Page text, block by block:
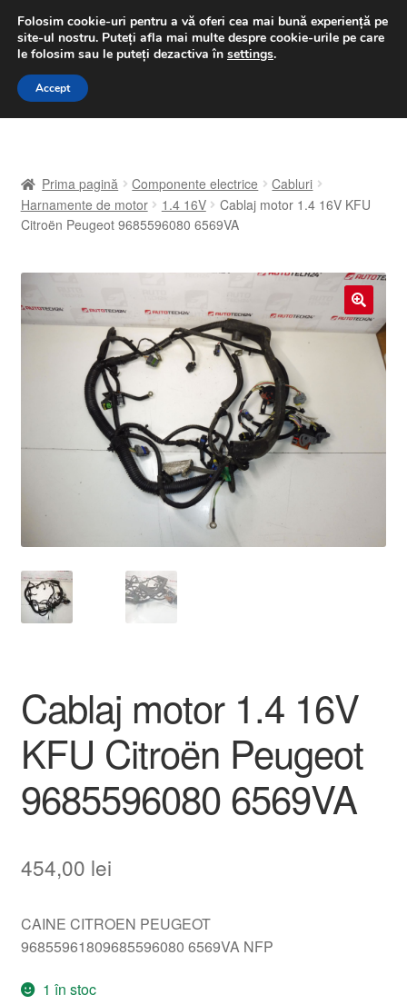
LIVRARE de la 33 lei
luni-vineri 9 a.m. - 4 p.m.031 229 6816
Sari
Sari
A lua legatura
Finalizare comandă
Livrare în toată lumea
Plățile
Termeni si conditii
Prima pagină Componente electrice
Cabluri
Harnamente de motor
1.4 16V
Cablaj motor 1.4 16V KFU
Citroën Peugeot 9685596080 6569VA
🔍
Cablaj motor 1.4 16V
KFU Citroën Peugeot
9685596080 6569VA
454,00 lei
CAINE CITROEN PEUGEOT
96855961809685596080 6569VA NFP
1 în stoc
Folosim cookie-uri pentru a vă oferi cea mai bună experiență pe
site-ul nostru. Puteți afla mai multe despre cookie-urile pe care
le folosim sau le puteți dezactiva în settings.
Accept